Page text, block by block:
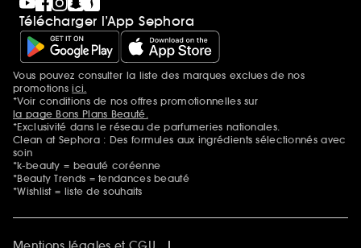
Télécharger l’App Sephora
Mentions additionnelles
Vous pouvez consulter la liste des marques exclues de nos
promotionsici.
*Voir conditions de nos offres promotionnelles sur
la page Bons Plans Beauté.
*Exclusivité dans le réseau de parfumeries nationales.
Clean at Sephora : Des formules aux ingrédients sélectionnés avec
soin
*k-beauty = beauté coréenne
*Beauty Trends = tendances beauté
*Wishlist = liste de souhaits